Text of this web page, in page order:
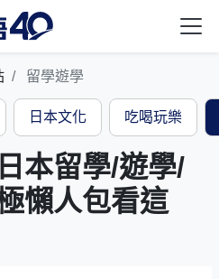
留學遊學
日本文化 吃喝玩樂
本留學/遊學/
懶人包看這